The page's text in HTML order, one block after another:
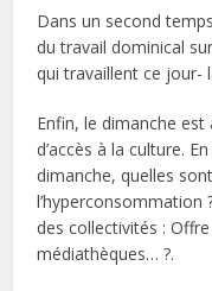
Dans un second
du travail dominical
qui travaillent ce jour-
Enfin, le dimanche
d’accès à la culture.
dimanche, quelles
l’hyperconsommation
des collectivités :
médiathèques… ?.